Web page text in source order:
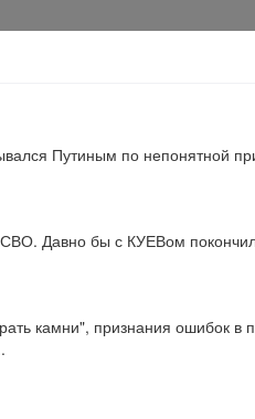
Путиным по непонятной
Давно бы с КУЕВом
камни", признания ошибок